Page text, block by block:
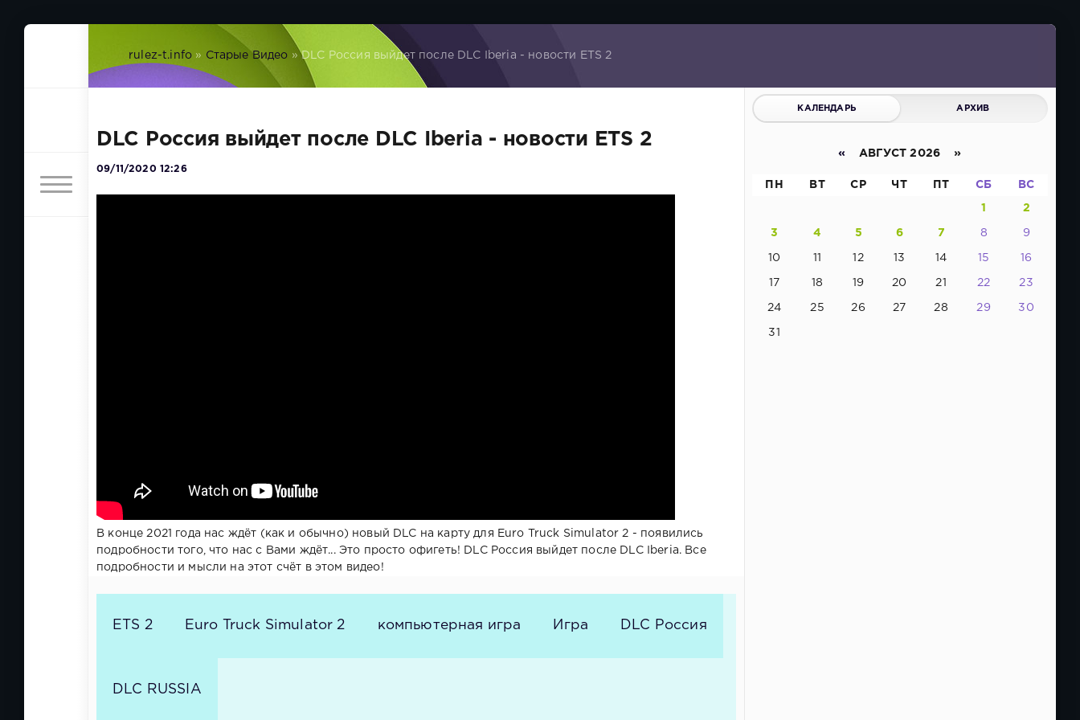
rulez-t.info » Старые Видео » DLC Россия выйдет после DLC Iberia - новости ETS 2
DLC Россия выйдет после DLC Iberia - новости ETS 2
09/11/2020 12:26
В конце 2021 года нас ждёт (как и обычно) новый DLC на карту для Euro Truck Simulator 2 - появились
подробности того, что нас с Вами ждёт... Это просто офигеть! DLC Россия выйдет после DLC Iberia. Все
подробности и мысли на этот счёт в этом видео!
ETS 2 Euro Truck Simulator 2 компьютерная игра Игра DLC Россия
DLC RUSSIA
КАЛЕНДАРЬ АРХИВ
« АВГУСТ 2026 »
ПН ВТ СР ЧТ ПТ СБ ВС
1 2
3 4 5 6 7 8 9
10 11 12 13 14 15 16
17 18 19 20 21 22 23
24 25 26 27 28 29 30
31